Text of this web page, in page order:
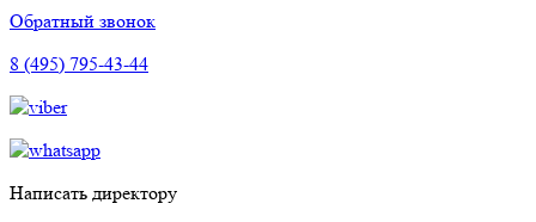
Обратный звонок
8 (495) 795-43-44
Написать директору